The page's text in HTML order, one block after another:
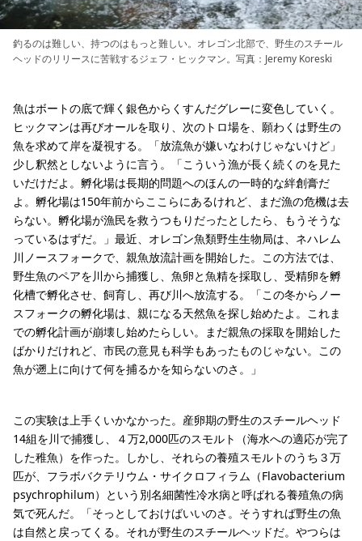
釣るのは難しい、持つのはもっと難しい。オレゴン北部で、野生のスチール
ヘッドのリリースに苦戦するジェフ・ヒックマン。写真：Jeremy Koreski
魚はボートの底で輝く銀色からくすんだグレーに変色していく。
ヒックマンは再びオールを取り、次のトロ場を、願わくは野生の
魚を求めて岸を凝視する。「放流魚が嫌いなわけじゃないけど」
少し釈然としないように言う。「こういう漁が長く続くのを見た
いだけだよ。孵化場は長期的問題へのほんの一時的な絆創膏だ
よ。孵化場は150年前からここらにあるけれど、まだ漁の危機は去
らない。孵化場が漁民を救うつもりだったとしたら、もうそうな
っているはずだ。」最近、オレゴン魚類野生生物局は、ネハレム
川ノースフォークで、親魚放流計画を開始した。この方法では、
野生魚のペアを川から捕獲し、魚卵と魚精を採取し、受精卵を孵
化槽で孵化させ、飼育し、再び川へ放流する。「この冬からノー
スフォークの孵化場は、親になる天然魚を探し始めたよ。これま
での孵化計画が崩壊し始めたらしい。まだ親魚の採取を開始した
ばかりだけれど、市民の意見も科学もあったものじゃない。この
魚が遡上に向けて何を捕るかを知らないのさ。」
この実験は上手くいかなかった。産卵期の野生のスチールヘッド
14組を川で捕獲し、４万2,000匹のスモルト（海水への適応が完了
した稚魚）を作った。しかし、それらの養殖スモルトのうち３万
匹が、フラボバクテリウム・サイクロフィラム（Flavobacterium
psychrophilum）という別名細菌性冷水病と呼ばれる養殖魚の病
気で死んだ。「そっとしておけばいいのさ。そうすれば野生の魚
は自然と戻ってくる。それが野生のスチールヘッドだ。やつらは